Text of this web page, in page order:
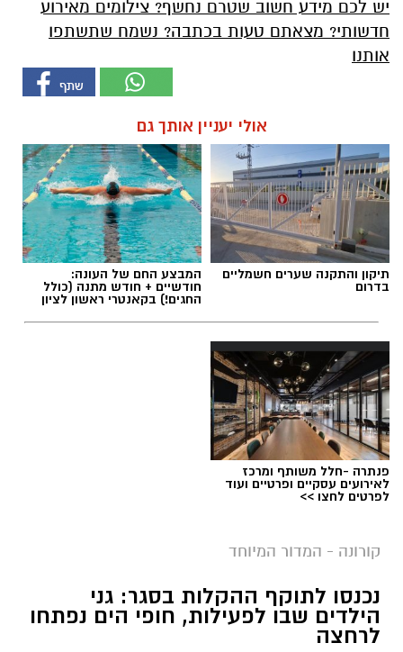
יש לכם מידע חשוב שטרם נחשף? צילומים מאירוע
חדשותי? מצאתם טעות בכתבה? נשמח שתשתפו
אותנו
אולי יעניין אותך גם
תיקון והתקנה שערים חשמליים
בדרום
המבצע החם של העונה:
חודשיים + חודש מתנה (כולל
החגים!) בקאנטרי ראשון לציון
פנתרה -חלל משותף ומרכז
לאירועים עסקיים ופרטיים ועוד
לפרטים לחצו >>
קורונה - המדור המיוחד
נכנסו לתוקף ההקלות בסגר: גני
הילדים שבו לפעילות, חופי הים נפתחו
לרחצה